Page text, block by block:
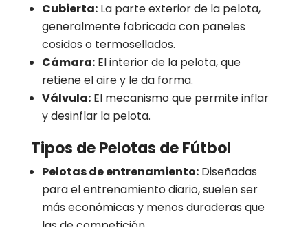
Cubierta:La parte exterior de la pelota,
generalmente fabricada con paneles
cosidos o termosellados.
Cámara:El interior de la pelota, que
retiene el aire y le da forma.
Válvula:El mecanismo que permite inflar
y desinflar la pelota.
Tipos de Pelotas de Fútbol
Pelotas de entrenamiento:Diseñadas
para el entrenamiento diario, suelen ser
más económicas y menos duraderas que